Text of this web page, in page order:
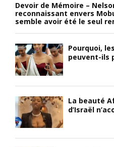
Devoir de Mémoire –
reconnaissant envers
semble avoir été le seul
Pourquoi,
peuvent-ils
La beauté
d’Israël